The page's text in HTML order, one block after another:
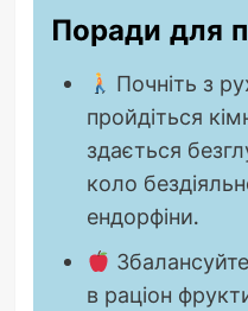
Поради для
Почніть з
пройдіться
здається
коло
ендорфіни.
в раціон